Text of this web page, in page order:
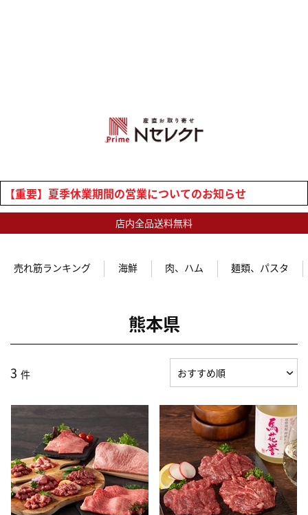
【重要】夏季休業期間の営業についてのお知らせ
店内全品送料無料
売れ筋ランキング 海鮮 肉、ハム 麺類、パスタ
熊本県
3 件